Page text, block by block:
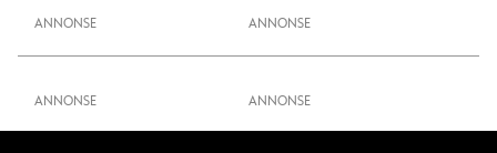
ANNONSE
ANNONSE